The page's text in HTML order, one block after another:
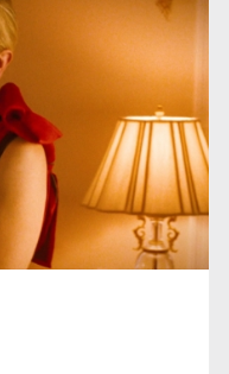
istorică la Europene. În